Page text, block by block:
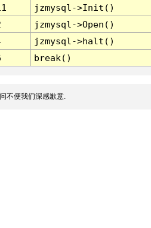
jzmysql->Init()
jzmysql->Open()
jzmysql->halt()
break()
不便我们深感歉意.